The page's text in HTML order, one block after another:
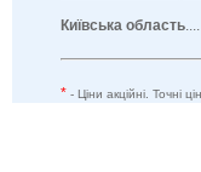
Київська область
* - Ціни акційні. Точні